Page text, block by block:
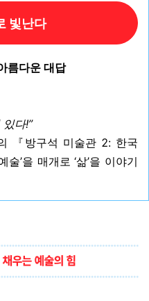
빛난다
름다운 대답
다!”
『방구석 미술관 2: 한국
’을 매개로 ‘삶’을 이야기